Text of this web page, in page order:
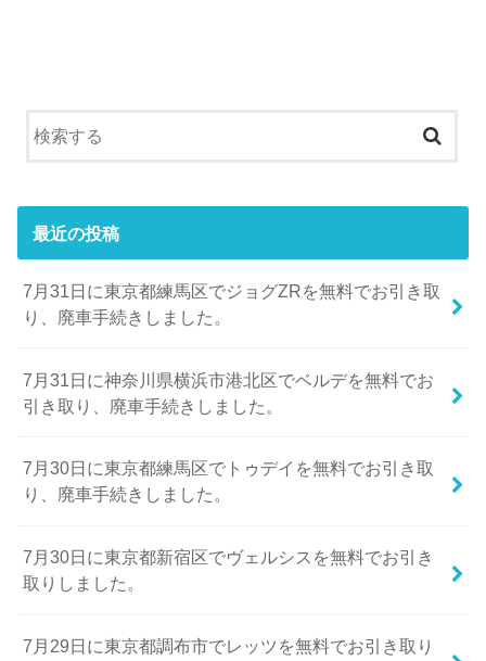
最近の投稿
7月31日に東京都練馬区でジョグZRを無料でお引き取
り、廃車手続きしました。
7月31日に神奈川県横浜市港北区でベルデを無料でお
引き取り、廃車手続きしました。
7月30日に東京都練馬区でトゥデイを無料でお引き取
り、廃車手続きしました。
7月30日に東京都新宿区でヴェルシスを無料でお引き
取りしました。
7月29日に東京都調布市でレッツを無料でお引き取り